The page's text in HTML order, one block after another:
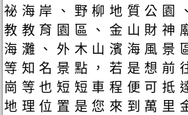
祕海岸、野柳地質公園
教教育園區、金山財神
海灘、外木山濱海風景
等知名景點，若是想前
崗等也短短車程便可抵
地理位置是您來到萬里